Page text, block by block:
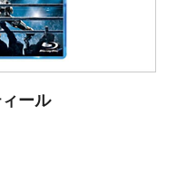
ール